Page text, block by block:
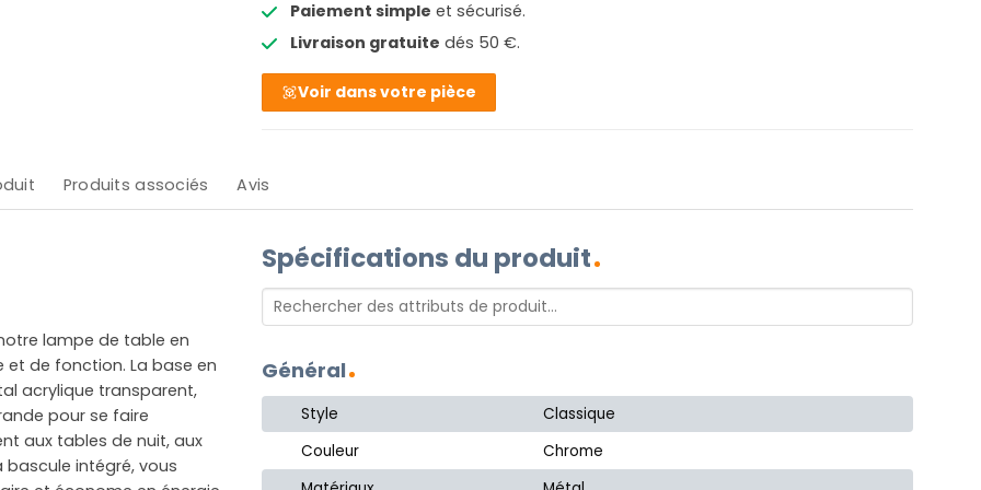
Paiement simple et sécurisé.
Livraison gratuite dés 50 €.
Voir dans votre pièce
Produits associés Avis
lampe de table en
de fonction. La base en
acrylique transparent,
pour se faire
aux tables de nuit, aux
bascule intégré, vous
Spécifications du produit
Général
Style
Classique
Couleur
Chrome